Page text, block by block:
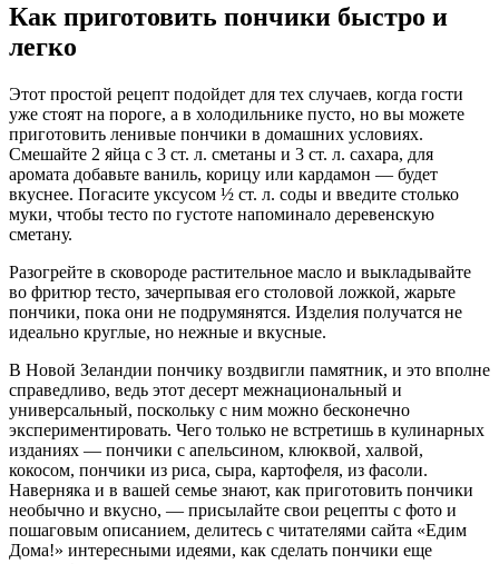
Как приготовить пончики быстро и
легко
Этот простой рецепт подойдет для тех случаев, когда гости
уже стоят на пороге, а в холодильнике пусто, но вы можете
приготовить ленивые пончики в домашних условиях.
Смешайте 2 яйца с 3 ст. л. сметаны и 3 ст. л. сахара, для
аромата добавьте ваниль, корицу или кардамон — будет
вкуснее. Погасите уксусом ½ ст. л. соды и введите столько
муки, чтобы тесто по густоте напоминало деревенскую
сметану.
Разогрейте в сковороде растительное масло и выкладывайте
во фритюр тесто, зачерпывая его столовой ложкой, жарьте
пончики, пока они не подрумянятся. Изделия получатся не
идеально круглые, но нежные и вкусные.
В Новой Зеландии пончику воздвигли памятник, и это вполне
справедливо, ведь этот десерт межнациональный и
универсальный, поскольку с ним можно бесконечно
экспериментировать. Чего только не встретишь в кулинарных
изданиях — пончики с апельсином, клюквой, халвой,
кокосом, пончики из риса, сыра, картофеля, из фасоли.
Наверняка и в вашей семье знают, как приготовить пончики
необычно и вкусно, — присылайте свои рецепты с фото и
пошаговым описанием, делитесь с читателями сайта «Едим
Дома!» интересными идеями, как сделать пончики еще